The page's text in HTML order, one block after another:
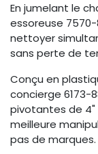
En jumelant le
essoreuse
nettoyer
sans perte de
Conçu en
concierge 6173-
pivotantes de
meilleure
pas de marques.